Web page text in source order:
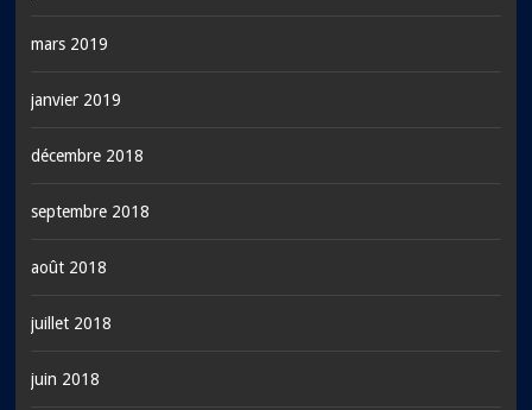
mars 2019
janvier 2019
décembre 2018
septembre 2018
août 2018
juillet 2018
juin 2018